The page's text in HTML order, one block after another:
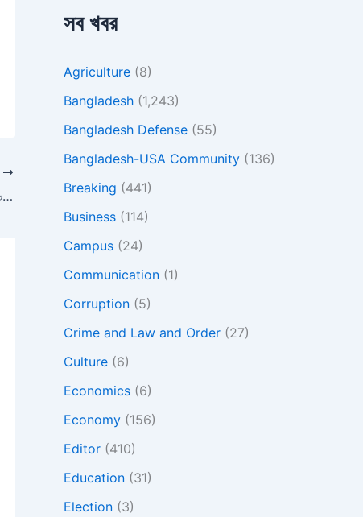
গাজায় অনাহার ও ইসরায়েলি হামলায় চলমান যুদ্ধে অন্তত ৬৩,০২৫ জন নিহত, ইসরায়েলি বন্দীর মরদেহ উদ্ধার
সব খবর
Agriculture (8)
Bangladesh (1,243)
Bangladesh Defense (55)
Bangladesh-USA Community (136)
Breaking (441)
Business (114)
Campus (24)
Communication (1)
Corruption (5)
Crime and Law and Order (27)
Culture (6)
Economics (6)
Economy (156)
Editor (410)
Education (31)
Election (3)